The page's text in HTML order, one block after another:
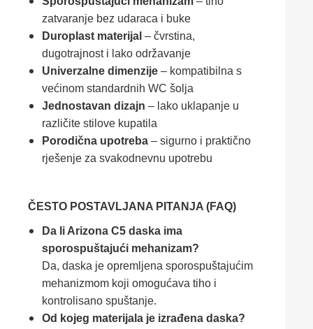
zatvaranje bez udaraca i buke
Duroplast materijal – čvrstina,
dugotrajnost i lako održavanje
Univerzalne dimenzije – kompatibilna s
većinom standardnih WC šolja
Jednostavan dizajn – lako uklapanje u
različite stilove kupatila
Porodična upotreba – sigurno i praktično
rješenje za svakodnevnu upotrebu
ČESTO POSTAVLJANA PITANJA (FAQ)
Da li Arizona C5 daska ima
sporospuštajući mehanizam?
Da, daska je opremljena sporospuštajućim
mehanizmom koji omogućava tiho i
kontrolisano spuštanje.
Od kojeg materijala je izrađena daska?